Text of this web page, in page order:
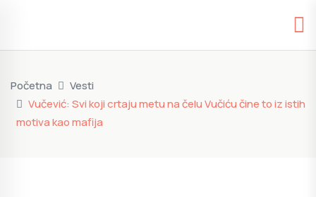
Početna
Vesti
Vučević: Svi koji crtaju metu na čelu Vučiću čine to iz istih
motiva kao mafija